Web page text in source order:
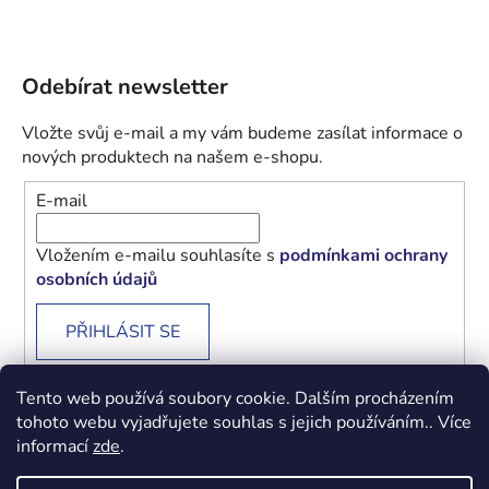
Tento web používá soubory cookie. Dalším procházením
tohoto webu vyjadřujete souhlas s jejich používáním.. Více
informacízde.
Odebírat newsletter
Vložte svůj e-mail a my vám budeme zasílat informace o
nových produktech na našem e-shopu.
E-mail
Vložením e-mailu souhlasíte s podmínkami ochrany
osobních údajů
PŘIHLÁSIT SE
Obchodní podmínky Podmínky ochrany osobních údajů